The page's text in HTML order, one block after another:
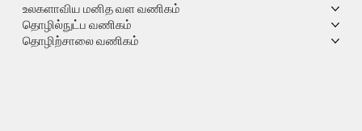
உலகளாவிய மனித வள வணிகம்
தொழில்நுட்ப வணிகம்
தொழிற்சாலை வணிகம்